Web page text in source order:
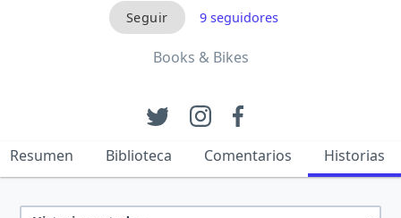
9seguidores
Books & Bikes
Resumen Biblioteca Comentarios Historias